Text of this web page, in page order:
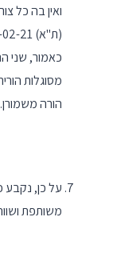
ואין בה כל
כאמור, שני
מסוגלות
הורה משמורן.
על כן, נקבע
משותפת